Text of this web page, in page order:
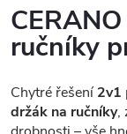
ručníky
Chytré řešení2v1
držák na ručníky,